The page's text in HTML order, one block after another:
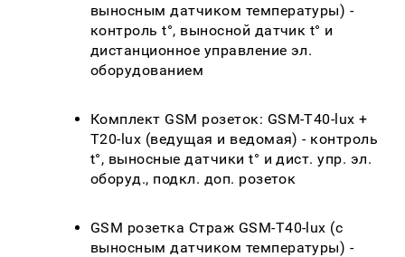
выносным датчиком температуры) -
контроль t°, выносной датчик t° и
дистанционное управление эл.
оборудованием
Комплект GSM розеток: GSM-T40-lux +
T20-lux (ведущая и ведомая) - контроль
t°, выносные датчики t° и дист. упр. эл.
оборуд., подкл. доп. розеток
GSM розетка Страж GSM-T40-lux (с
выносным датчиком температуры) -